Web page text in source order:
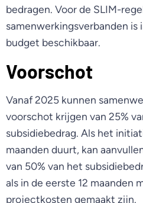
bedragen. Voor de SLIM-
samenwerkingsverbanden
budget beschikbaar.
Voorschot
Vanaf 2025 kunnen
voorschot krijgen van 25%
subsidiebedrag. Als het
maanden duurt, kan
van 50% van het
als in de eerste 12 maanden
projectkosten gemaakt zijn.